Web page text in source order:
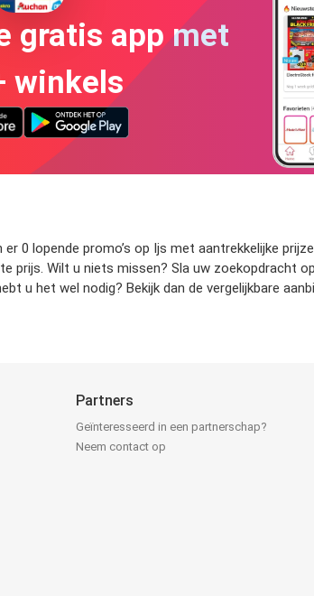
gratis app met
winkels
er 0 lopende promo’s op Ijs met aantrekkelijke
Wilt u niets missen? Sla uw zoekopdracht
u het wel nodig? Bekijk dan de vergelijkbare
Partners
Geïnteresseerd in een partnerschap?
Neem contact op